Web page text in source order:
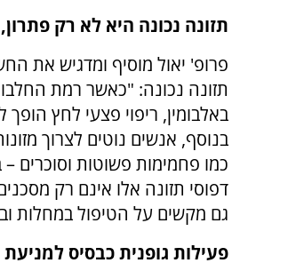
תזונה נכונה היא לא רק
פרופ' יאול מוסיף ומדגיש את
תזונה נכונה: "כאשר רמת
באלבומין, ריפוי פצעי לחץ
בנוסף, אנשים נוטים לצרוך
כמו פחמימות פשוטות וסוכרים –
דפוסי תזונה אלו אינם רק
גם מקשים על הטיפול במחלות
פעילות גופנית כבסיס